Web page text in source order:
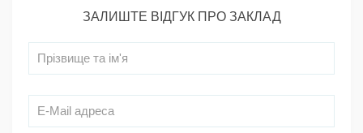
ЗАЛИШТЕ ВІДГУК ПРО ЗАКЛАД